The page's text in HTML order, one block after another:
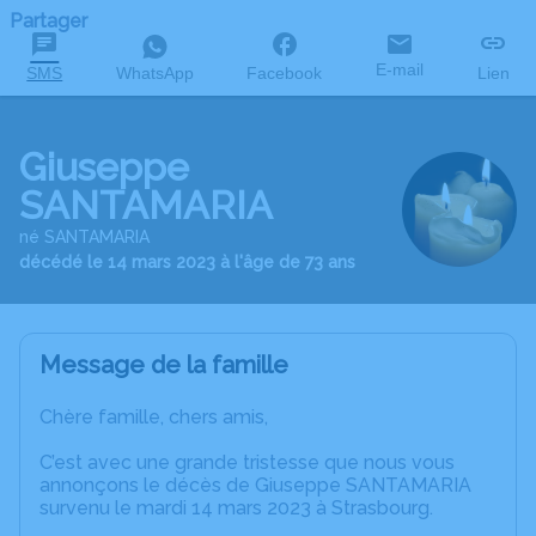
Partager
SMS WhatsApp Facebook E-mail Lien
Giuseppe
SANTAMARIA
né SANTAMARIA
décédé le 14 mars 2023 à l'âge de 73 ans
Message de la famille
Chère famille, chers amis,
C’est avec une grande tristesse que nous vous
annonçons le décès de Giuseppe SANTAMARIA
survenu le mardi 14 mars 2023 à Strasbourg.